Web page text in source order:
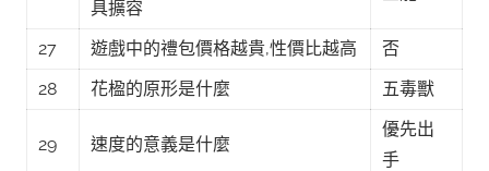
具擴容
27 遊戲中的禮包價格越貴,性價比越高
否
28
花楹的原形是什麼 五毒獸
29 速度的意義是什麼
優先出
手